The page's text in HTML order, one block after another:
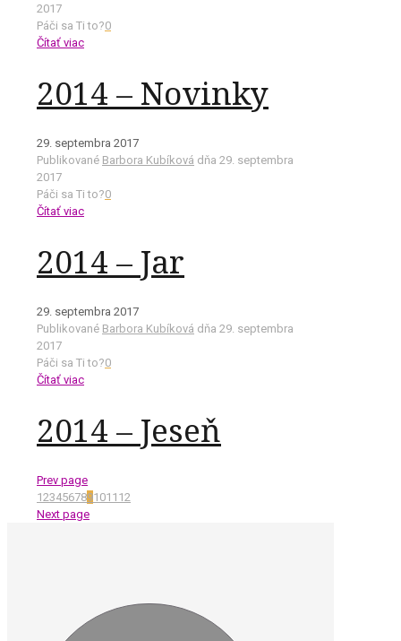
2017
Páči sa Ti to?0
Čítať viac
2014 – Novinky
29. septembra 2017
Publikované Barbora Kubíková dňa 29. septembra
2017
Páči sa Ti to?0
Čítať viac
2014 – Jar
29. septembra 2017
Publikované Barbora Kubíková dňa 29. septembra
2017
Páči sa Ti to?0
Čítať viac
2014 – Jeseň
Prev page
1234567891011 12
Next page